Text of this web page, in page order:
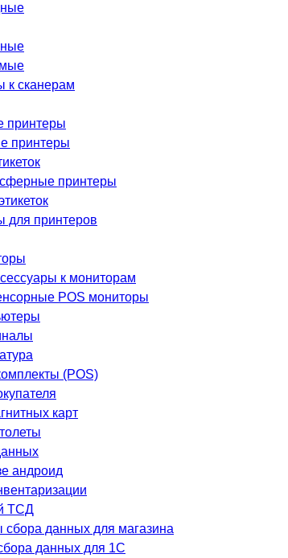
к сканерам
принтеры
принтеры
принтеры
для принтеров
к мониторам
POS мониторы
(POS)
карт
андроид
ТСД
данных для магазина
данных для 1C